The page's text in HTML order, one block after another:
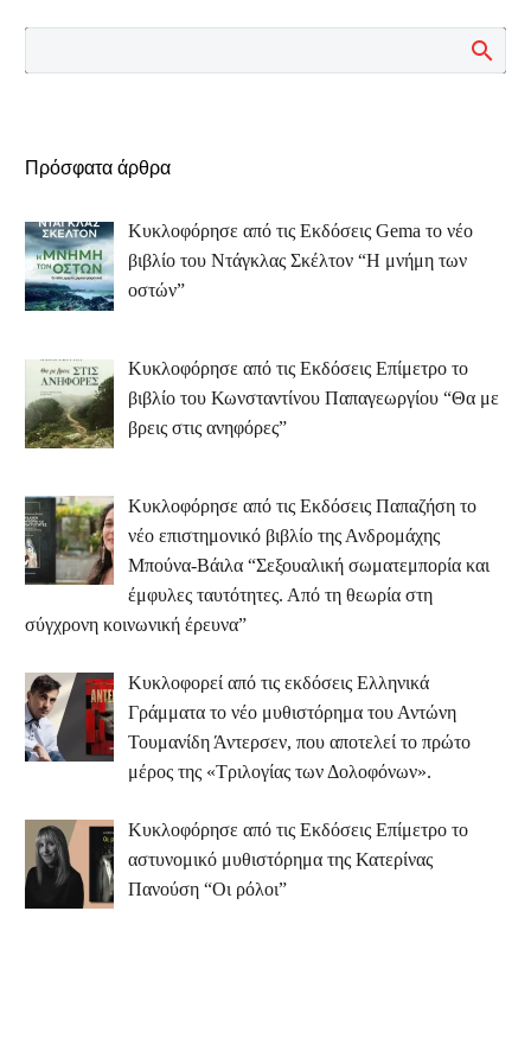
Πρόσφατα άρθρα
Κυκλοφόρησε από τις Εκδόσεις Gema το νέο
βιβλίο του Ντάγκλας Σκέλτον “Η μνήμη των
οστών”
Κυκλοφόρησε από τις Εκδόσεις Επίμετρο το
βιβλίο του Κωνσταντίνου Παπαγεωργίου “Θα με
βρεις στις ανηφόρες”
Κυκλοφόρησε από τις Εκδόσεις Παπαζήση το
νέο επιστημονικό βιβλίο της Ανδρομάχης
Μπούνα-Βάιλα “Σεξουαλική σωματεμπορία και
έμφυλες ταυτότητες. Από τη θεωρία στη
σύγχρονη κοινωνική έρευνα”
Κυκλοφορεί από τις εκδόσεις Ελληνικά
Γράμματα το νέο μυθιστόρημα του Αντώνη
Τουμανίδη Άντερσεν, που αποτελεί το πρώτο
μέρος της «Τριλογίας των Δολοφόνων».
Κυκλοφόρησε από τις Εκδόσεις Επίμετρο το
αστυνομικό μυθιστόρημα της Κατερίνας
Πανούση “Οι ρόλοι”